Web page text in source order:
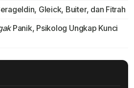
Gleick, Buiter, dan Fitrah
Panik, Psikolog Ungkap Kunci